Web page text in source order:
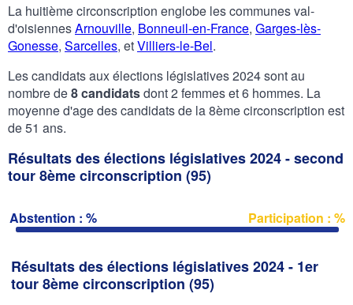
La huitième circonscription englobe les communes val-
d'oisiennesArnouville, Bonneuil-en-France, Garges-lès-
Gonesse, Sarcelles, etVilliers-le-Bel.
Les candidats aux élections législatives 2024 sont au
nombre de8 candidatsdont 2 femmes et 6 hommes. La
moyenne d'age des candidats de la 8ème circonscription est
de 51 ans.
Résultats des élections législatives 2024 - second
tour 8ème circonscription (95)
Abstention : % Participation : %
Résultats des élections législatives 2024 - 1er
tour 8ème circonscription (95)